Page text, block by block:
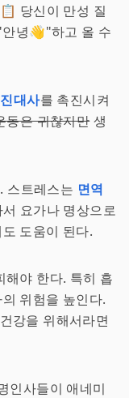
당신이 만성 질
녕👋"하고 올 수
대사를 촉진시켜
동은 귀찮지만생
스트레스는 면역
요가나 명상으로
도움이 된다.
해야 한다. 특히 흡
위험을 높인다.
강을 위해서라면
인사들이 애네미